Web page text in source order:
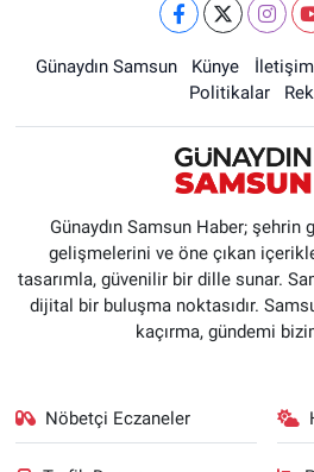
Günaydın Samsun Künye İletişim
Politikalar
Günaydın Samsun Haber; şehrin
gelişmelerini ve öne çıkan
tasarımla, güvenilir bir dille sunar.
dijital bir buluşma noktasıdır.
kaçırma, gündemi
Nöbetçi Eczaneler